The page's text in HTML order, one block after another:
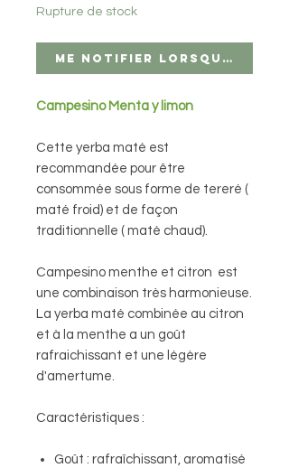
Rupture de stock
Me notifier lorsque cet
Campesino Menta y limon
Cette yerba maté est
recommandée pour être
consommée sous forme de tereré (
maté froid) et de façon
traditionnelle ( maté chaud).
Campesino menthe et citron est
une combinaison très harmonieuse.
La yerba maté combinée au citron
et à la menthe a un goût
rafraichissant et une légère
d'amertume.
Caractéristiques :
Goût : rafraîchissant, aromatisé